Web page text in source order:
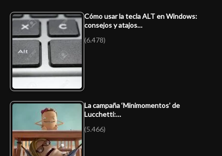
Cómo usar la tecla ALT en Windows:
consejos y atajos…
(6.478)
La campaña ‘Minimomentos’ de
Lucchetti:…
(5.466)